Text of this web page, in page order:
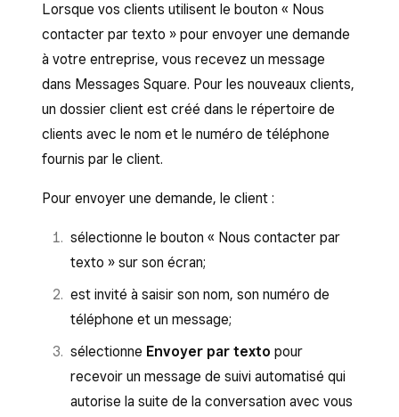
Lorsque vos clients utilisent le bouton « Nous
contacter par texto » pour envoyer une demande
à votre entreprise, vous recevez un message
dans Messages Square. Pour les nouveaux clients,
un dossier client est créé dans le répertoire de
clients avec le nom et le numéro de téléphone
fournis par le client.
Pour envoyer une demande, le client :
sélectionne le bouton « Nous contacter par
texto » sur son écran;
est invité à saisir son nom, son numéro de
téléphone et un message;
sélectionne Envoyer par texto pour
recevoir un message de suivi automatisé qui
autorise la suite de la conversation avec vous